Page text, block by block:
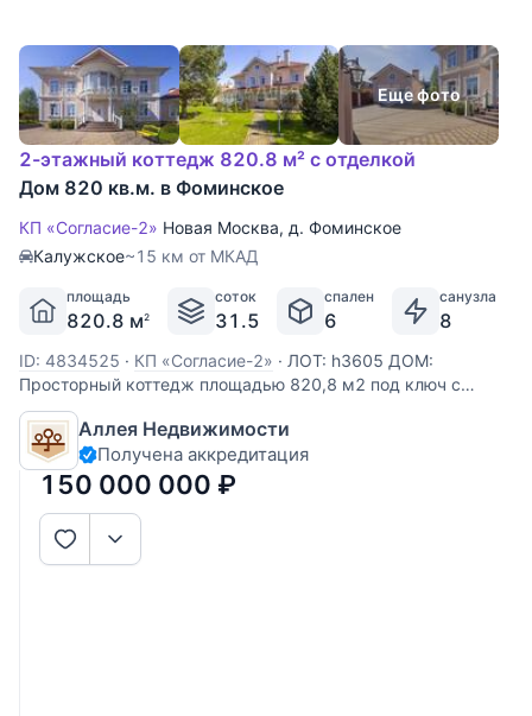
Еще фото
2-этажный коттедж 820.8 м² с отделкой
Дом 820 кв.м. в Фоминское
КП «Согласие-2» Новая Москва, д. Фоминское
Калужское~15 км от МКАД
площадь
820.8 м2
соток
31.5
спален
6
санузла
8
ID: 4834525 · КП «Согласие-2» · ЛОТ: h3605 ДОМ:
Просторный коттедж площадью 820,8 м2 под ключ с
бассейном на просторном участке в коттеджном посёлке
расположенном в Новой Москве. В доме продуманное
планировочное решение, с отдельным крылом спа-зоны с
бассейном и сауной. Дом
Аллея Недвижимости
Получена аккредитация
150 000 000 ₽